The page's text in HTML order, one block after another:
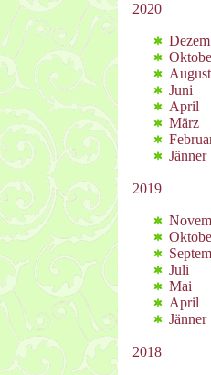
2020
August
Juni
April
März
Jänner
2019
Juli
Mai
April
Jänner
2018